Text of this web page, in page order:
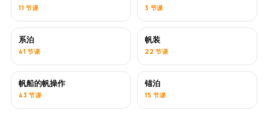
11 节课 3 节课
系泊
41 节课
帆装
22 节课
帆船的帆操作
43 节课
锚泊
15 节课